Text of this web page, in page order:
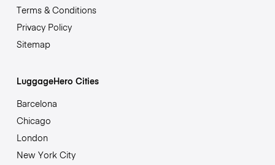
Terms & Conditions
Privacy Policy
Sitemap
LuggageHero Cities
Barcelona
Chicago
London
New York City